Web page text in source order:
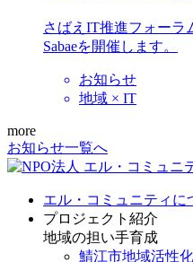
さばえIT推進フォーラ
Sabaeを開催します。
お知らせ
地域 × IT
more
お知らせ一覧へ
エル・コミュニティに
プロジェクト紹介
地域の担い手育成
鯖江市地域活性